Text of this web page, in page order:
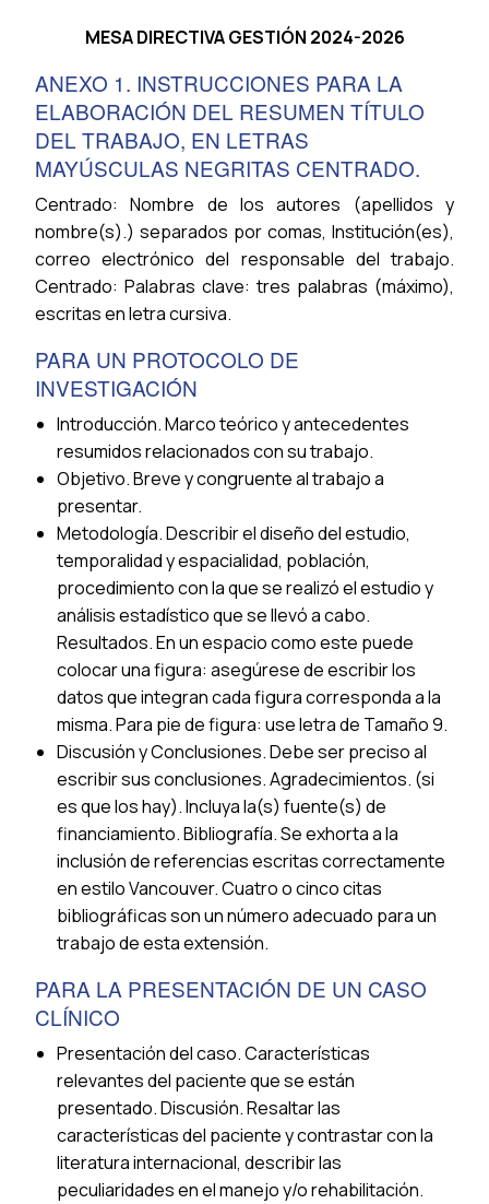
MESA DIRECTIVA GESTIÓN 2024-2026
ANEXO 1. INSTRUCCIONES PARA LA
ELABORACIÓN DEL RESUMEN TÍTULO
DEL TRABAJO, EN LETRAS
MAYÚSCULAS NEGRITAS CENTRADO.
Centrado: Nombre de los autores (apellidos y
nombre(s).) separados por comas, Institución(es),
correo electrónico del responsable del trabajo.
Centrado: Palabras clave: tres palabras (máximo),
escritas en letra cursiva.
PARA UN PROTOCOLO DE
INVESTIGACIÓN
Introducción. Marco teórico y antecedentes
resumidos relacionados con su trabajo.
Objetivo. Breve y congruente al trabajo a
presentar.
Metodología. Describir el diseño del estudio,
temporalidad y espacialidad, población,
procedimiento con la que se realizó el estudio y
análisis estadístico que se llevó a cabo.
Resultados. En un espacio como este puede
colocar una figura: asegúrese de escribir los
datos que integran cada figura corresponda a la
misma. Para pie de figura: use letra de Tamaño 9.
Discusión y Conclusiones. Debe ser preciso al
escribir sus conclusiones. Agradecimientos. (si
es que los hay). Incluya la(s) fuente(s) de
financiamiento. Bibliografía. Se exhorta a la
inclusión de referencias escritas correctamente
en estilo Vancouver. Cuatro o cinco citas
bibliográficas son un número adecuado para un
trabajo de esta extensión.
PARA LA PRESENTACIÓN DE UN CASO
CLÍNICO
Presentación del caso. Características
relevantes del paciente que se están
presentado. Discusión. Resaltar las
características del paciente y contrastar con la
literatura internacional, describir las
peculiaridades en el manejo y/o rehabilitación.